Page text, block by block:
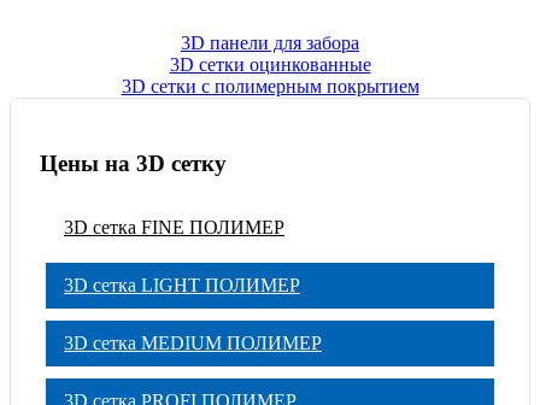
3D панели для забора
3D сетки оцинкованные
3D сетки с полимерным покрытием
Цены на 3D сетку
3D сетка FINE ПОЛИМЕР
3D сетка LIGHT ПОЛИМЕР
3D сетка MEDIUM ПОЛИМЕР